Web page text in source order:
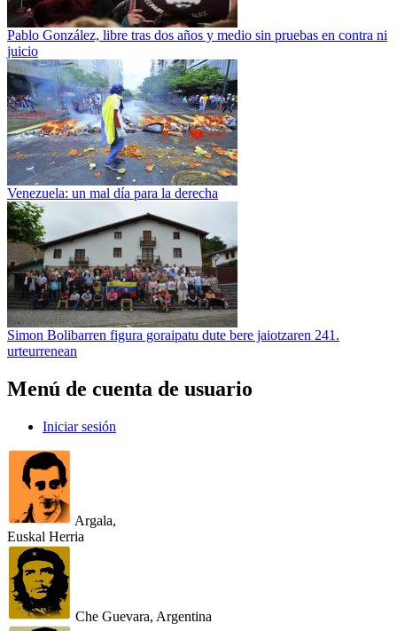
Pablo González, libre tras dos años y medio sin pruebas en contra ni
juicio
Venezuela: un mal día para la derecha
Simon Bolibarren figura goraipatu dute bere jaiotzaren 241.
urteurrenean
Menú de cuenta de usuario
Iniciar sesión
Argala,
Euskal Herria
Che Guevara, Argentina